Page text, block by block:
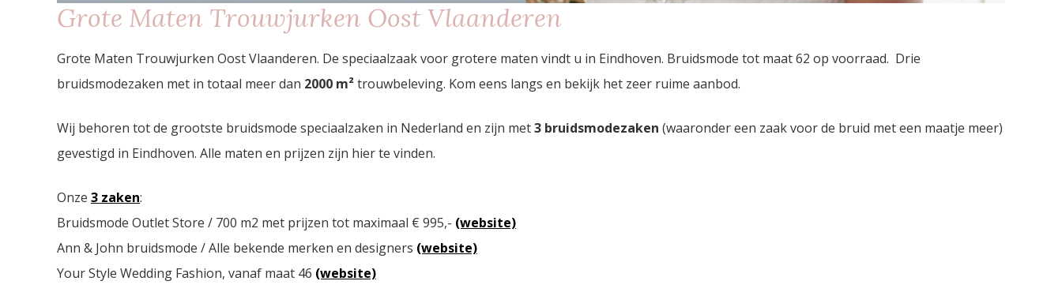
Grote Maten Trouwjurken Oost Vlaanderen
Grote Maten Trouwjurken Oost Vlaanderen. De speciaalzaak voor grotere maten vindt u in Eindhoven. Bruidsmode tot maat 62 op voorraad. Drie
bruidsmodezaken met in totaal meer dan 2000 m²trouwbeleving. Kom eens langs en bekijk het zeer ruime aanbod.
Wij behoren tot de grootste bruidsmode speciaalzaken in Nederland en zijn met3 bruidsmodezaken (waaronder een zaak voor de bruid met een maatje meer)
gevestigd in Eindhoven. Alle maten en prijzen zijn hier te vinden.
Onze 3 zaken:
Bruidsmode Outlet Store / 700 m2 met prijzen tot maximaal € 995,- (website)
Ann & John bruidsmode / Alle bekende merken en designers (website)
Your Style Wedding Fashion, vanaf maat 46 (website)